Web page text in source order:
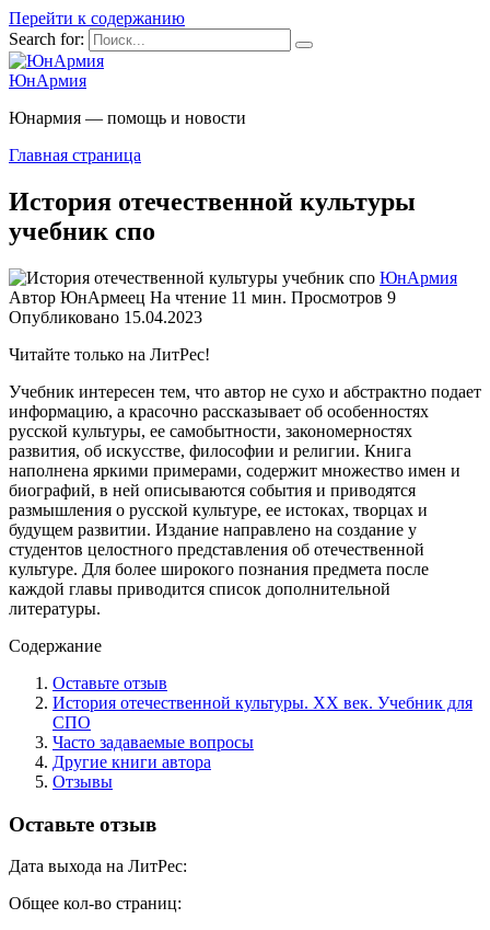
Перейти к содержанию
Search for:
ЮнАрмия
Юнармия — помощь и новости
Главная страница
История отечественной культуры
учебник спо
ЮнАрмия
Автор ЮнАрмеец На чтение 11 мин. Просмотров 9
Опубликовано 15.04.2023
Читайте только на ЛитРес!
Учебник интересен тем, что автор не сухо и абстрактно подает
информацию, а красочно рассказывает об особенностях
русской культуры, ее самобытности, закономерностях
развития, об искусстве, философии и религии. Книга
наполнена яркими примерами, содержит множество имен и
биографий, в ней описываются события и приводятся
размышления о русской культуре, ее истоках, творцах и
будущем развитии. Издание направлено на создание у
студентов целостного представления об отечественной
культуре. Для более широкого познания предмета после
каждой главы приводится список дополнительной
литературы.
Содержание
Оставьте отзыв
История отечественной культуры. ХХ век. Учебник для
СПО
Часто задаваемые вопросы
Другие книги автора
Отзывы
Оставьте отзыв
Дата выхода на ЛитРес:
Общее кол-во страниц: